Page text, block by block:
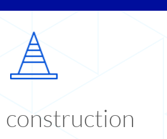
construction